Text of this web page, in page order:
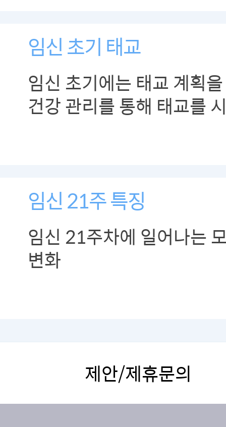
임신 초기 태교
임신 초기에는 태교 계획
건강 관리를 통해 태교를
임신 21주 특징
임신 21주차에 일어나는
변화
제안/제휴문의